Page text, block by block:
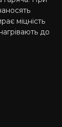
міцність
до